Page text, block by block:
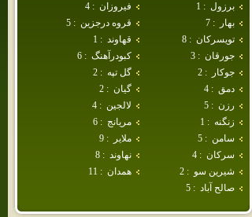
برزول :
1 فيروزان :
4
بهار
:
7 قروه درجزين :
5
تويسركان :
8 قهاوند :
1
جورقان :
3 كبودرآهنگ :
6
جوكار
:
2 گل تپه :
2
دمق :
4 گيان :
2
رزن :
5 لالجين :
4
زنگنه :
1 مريانج :
6
سامن :
5 ملاير :
9
سركان :
4 نهاوند :
8
شيرين سو :
2 همدان :
11
صالح آباد :
5